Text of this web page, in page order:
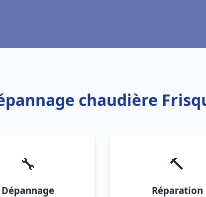
chaudière
🔧
Dépannage
🔨
Réparation